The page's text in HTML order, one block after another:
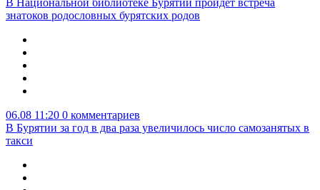
В Национальной библиотеке Бурятии пройдет встреча
знатоков родословных бурятских родов
06.08 11:20 0 комментариев
В Бурятии за год в два раза увеличилось число самозанятых в
такси